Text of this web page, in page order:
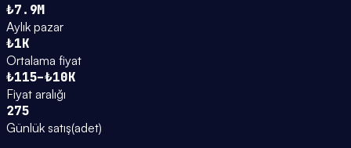
₺7.9M
Aylık pazar
₺1K
Ortalama fiyat
₺115–₺10K
Fiyat aralığı
275
Günlük satış(adet)